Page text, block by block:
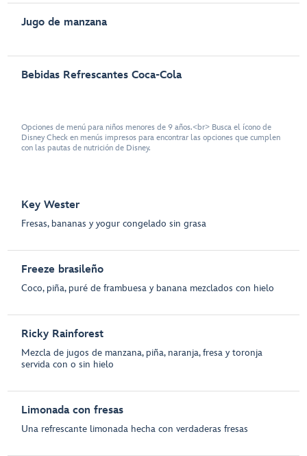
Jugo de manzana
Bebidas Refrescantes Coca-Cola
Opciones de menú para niños menores de 9 años.<br> Busca el ícono de
Disney Check en menús impresos para encontrar las opciones que cumplen
con las pautas de nutrición de Disney.
Key Wester
Fresas, bananas y yogur congelado sin grasa
Freeze brasileño
Coco, piña, puré de frambuesa y banana mezclados con hielo
Ricky Rainforest
Mezcla de jugos de manzana, piña, naranja, fresa y toronja
servida con o sin hielo
Limonada con fresas
Una refrescante limonada hecha con verdaderas fresas